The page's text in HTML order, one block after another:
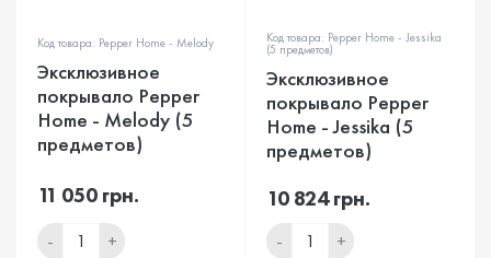
Код товара: Pepper Home - Melody
Эксклюзивное
покрывало Pepper
Home - Melody (5
предметов)
11 050 грн.
- +
Код товара: Pepper Home - Jessika
(5 предметов)
Эксклюзивное
покрывало Pepper
Home - Jessika (5
предметов)
10 824 грн.
- +